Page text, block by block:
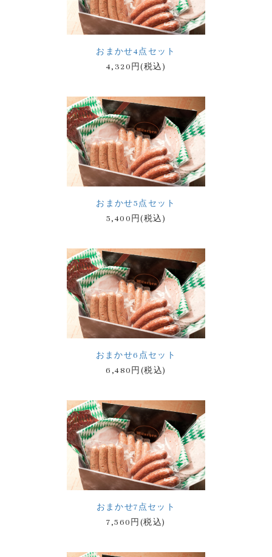
おまかせ4点セット
4,320円(税込)
おまかせ5点セット
5,400円(税込)
おまかせ6点セット
6,480円(税込)
おまかせ7点セット
7,560円(税込)